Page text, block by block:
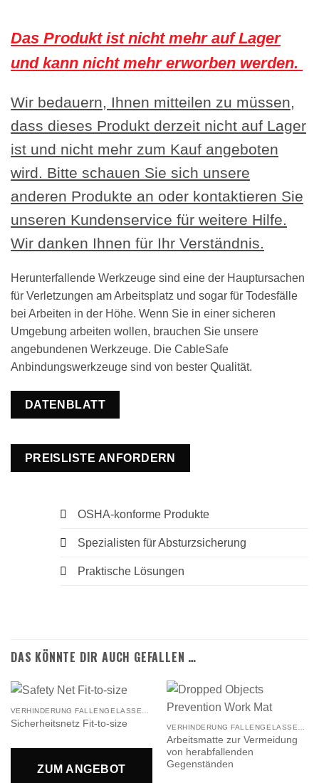
Das Produkt ist nicht mehr auf Lager
und kann nicht mehr erworben werden.
Wir bedauern, Ihnen mitteilen zu müssen,
dass dieses Produkt derzeit nicht auf Lager
ist und nicht mehr zum Kauf angeboten
wird. Bitte schauen Sie sich unsere
anderen Produkte an oder kontaktieren Sie
unseren Kundenservice für weitere Hilfe.
Wir danken Ihnen für Ihr Verständnis.
Herunterfallende Werkzeuge sind eine der Hauptursachen
für Verletzungen am Arbeitsplatz und sogar für Todesfälle
bei Arbeiten in der Höhe. Wenn Sie in einer sicheren
Umgebung arbeiten wollen, brauchen Sie unsere
angebundenen Werkzeuge. Die CableSafe
Anbindungswerkzeuge sind von bester Qualität.
DATENBLATT
PREISLISTE ANFORDERN
OSHA-konforme Produkte
Spezialisten für Absturzsicherung
Praktische Lösungen
DAS KÖNNTE DIR AUCH GEFALLEN …
Sicherheitsnetz Fit-to-size
ZUM ANGEBOT
VERHINDERUNG FALLENGELASSENER GEGENSTÄNDE
Arbeitsmatte zur Vermeidung
von herabfallenden
Gegenständen